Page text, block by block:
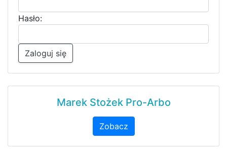
Hasło:
Zaloguj się
Marek Stożek Pro-Arbo
Zobacz